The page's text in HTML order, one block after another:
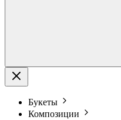
Букеты
Композиции